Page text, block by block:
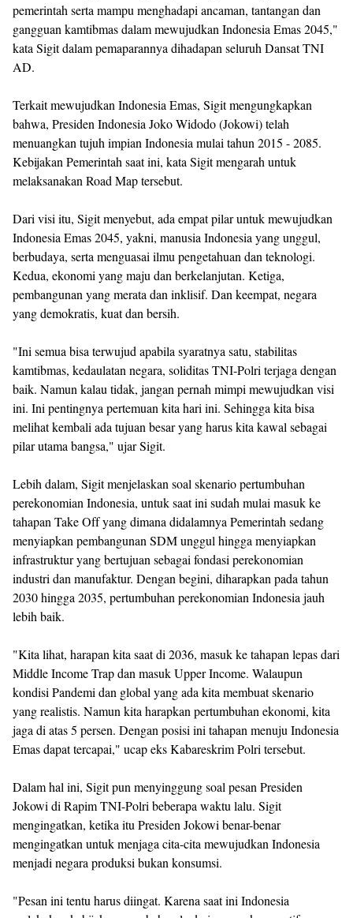
pemerintah serta mampu menghadapi ancaman, tantangan dan
gangguan kamtibmas dalam mewujudkan Indonesia Emas 2045,"
kata Sigit dalam pemaparannya dihadapan seluruh Dansat TNI
AD.
Terkait mewujudkan Indonesia Emas, Sigit mengungkapkan
bahwa, Presiden Indonesia Joko Widodo (Jokowi) telah
menuangkan tujuh impian Indonesia mulai tahun 2015 - 2085.
Kebijakan Pemerintah saat ini, kata Sigit mengarah untuk
melaksanakan Road Map tersebut.
Dari visi itu, Sigit menyebut, ada empat pilar untuk mewujudkan
Indonesia Emas 2045, yakni, manusia Indonesia yang unggul,
berbudaya, serta menguasai ilmu pengetahuan dan teknologi.
Kedua, ekonomi yang maju dan berkelanjutan. Ketiga,
pembangunan yang merata dan inklisif. Dan keempat, negara
yang demokratis, kuat dan bersih.
"Ini semua bisa terwujud apabila syaratnya satu, stabilitas
kamtibmas, kedaulatan negara, soliditas TNI-Polri terjaga dengan
baik. Namun kalau tidak, jangan pernah mimpi mewujudkan visi
ini. Ini pentingnya pertemuan kita hari ini. Sehingga kita bisa
melihat kembali ada tujuan besar yang harus kita kawal sebagai
pilar utama bangsa," ujar Sigit.
Lebih dalam, Sigit menjelaskan soal skenario pertumbuhan
perekonomian Indonesia, untuk saat ini sudah mulai masuk ke
tahapan Take Off yang dimana didalamnya Pemerintah sedang
menyiapkan pembangunan SDM unggul hingga menyiapkan
infrastruktur yang bertujuan sebagai fondasi perekonomian
industri dan manufaktur. Dengan begini, diharapkan pada tahun
2030 hingga 2035, pertumbuhan perekonomian Indonesia jauh
lebih baik.
"Kita lihat, harapan kita saat di 2036, masuk ke tahapan lepas dari
Middle Income Trap dan masuk Upper Income. Walaupun
kondisi Pandemi dan global yang ada kita membuat skenario
yang realistis. Namun kita harapkan pertumbuhan ekonomi, kita
jaga di atas 5 persen. Dengan posisi ini tahapan menuju Indonesia
Emas dapat tercapai," ucap eks Kabareskrim Polri tersebut.
Dalam hal ini, Sigit pun menyinggung soal pesan Presiden
Jokowi di Rapim TNI-Polri beberapa waktu lalu. Sigit
mengingatkan, ketika itu Presiden Jokowi benar-benar
mengingatkan untuk menjaga cita-cita mewujudkan Indonesia
menjadi negara produksi bukan konsumsi.
"Pesan ini tentu harus diingat. Karena saat ini Indonesia